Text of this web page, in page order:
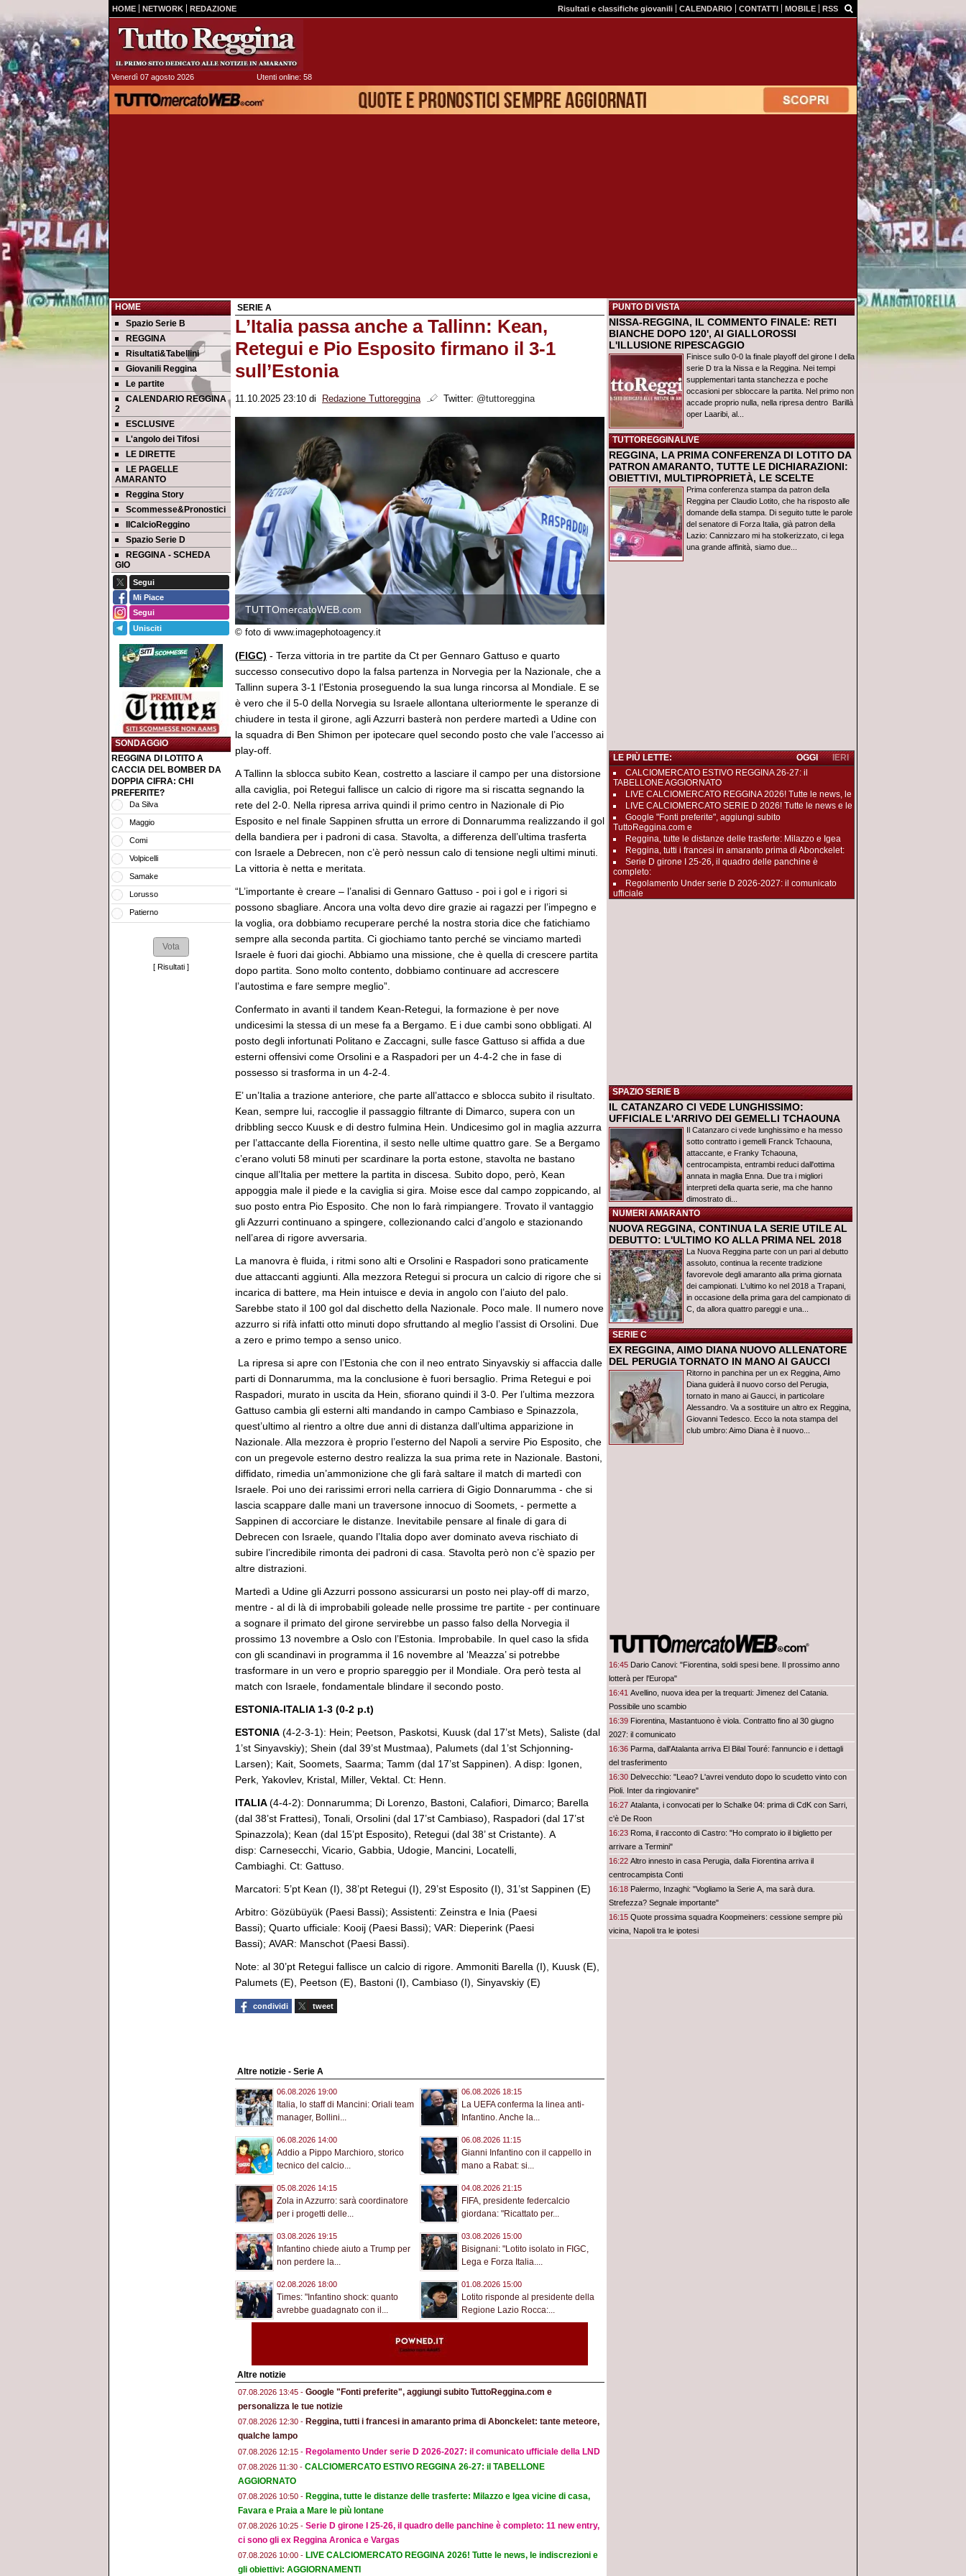
HOME NETWORK REDAZIONE Risultati e classifiche giovanili CALENDARIO CONTATTI MOBILE RSS
Venerdì 07 agosto 2026 Utenti online: 58
HOME
Spazio Serie B
REGGINA
Risultati&Tabellini
Giovanili Reggina
Le partite
CALENDARIO REGGINA
2
ESCLUSIVE
L'angolo dei Tifosi
LE DIRETTE
LE PAGELLE
AMARANTO
Reggina Story
Scommesse&Pronostici
IlCalcioReggino
Spazio Serie D
REGGINA - SCHEDA
GIO
Segui
Mi Piace
Segui
Unisciti
SONDAGGIO
REGGINA DI LOTITO A
CACCIA DEL BOMBER DA
DOPPIA CIFRA: CHI
PREFERITE?
Da Silva
Maggio
Comi
Volpicelli
Samake
Lorusso
Patierno
[ Risultati ]
SERIE A
L’Italia passa anche a Tallinn: Kean,
Retegui e Pio Esposito firmano il 3-1
sull’Estonia
11.10.2025 23:10 di Redazione Tuttoreggina Twitter: @tuttoreggina
TUTTOmercatoWEB.com
© foto di www.imagephotoagency.it
(FIGC) - Terza vittoria in tre partite da Ct per Gennaro Gattuso e quarto
successo consecutivo dopo la falsa partenza in Norvegia per la Nazionale, che a
Tallinn supera 3-1 l’Estonia proseguendo la sua lunga rincorsa al Mondiale. E se
è vero che il 5-0 della Norvegia su Israele allontana ulteriormente le speranze di
chiudere in testa il girone, agli Azzurri basterà non perdere martedì a Udine con
la squadra di Ben Shimon per ipotecare quel secondo posto che vale l’accesso ai
play-off.
A Tallinn la sblocca subito Kean, costretto a lasciare il campo per una distorsione
alla caviglia, poi Retegui fallisce un calcio di rigore ma si riscatta segnando la
rete del 2-0. Nella ripresa arriva quindi il primo centro in Nazionale di Pio
Esposito e nel finale Sappinen sfrutta un errore di Donnarumma realizzando il gol
della bandiera per i padroni di casa. Stavolta, a differenza dell’ultima trasferta
con Israele a Debrecen, non c’è però nessun calo di tensione negli ultimi minuti.
La vittoria è netta e meritata.
“L’importante è creare – l’analisi di Gennaro Gattuso - poi i gol e i rigori si
possono sbagliare. Ancora una volta devo dire grazie ai ragazzi per l’impegno e
la voglia, ora dobbiamo recuperare perché la nostra storia dice che fatichiamo
sempre alla seconda partita. Ci giochiamo tanto perché se vinciamo martedì
Israele è fuori dai giochi. Abbiamo una missione, che è quella di crescere partita
dopo partita. Sono molto contento, dobbiamo continuare ad accrescere
l’autostima e fare sempre meglio”.
Confermato in avanti il tandem Kean-Retegui, la formazione è per nove
undicesimi la stessa di un mese fa a Bergamo. E i due cambi sono obbligati. Al
posto degli infortunati Politano e Zaccagni, sulle fasce Gattuso si affida a due
esterni offensivi come Orsolini e a Raspadori per un 4-4-2 che in fase di
possesso si trasforma in un 4-2-4.
E’ un’Italia a trazione anteriore, che parte all’attacco e sblocca subito il risultato.
Kean, sempre lui, raccoglie il passaggio filtrante di Dimarco, supera con un
dribbling secco Kuusk e di destro fulmina Hein. Undicesimo gol in maglia azzurra
per l’attaccante della Fiorentina, il sesto nelle ultime quattro gare. Se a Bergamo
c’erano voluti 58 minuti per scardinare la porta estone, stavolta ne bastano
cinque all’Italia per mettere la partita in discesa. Subito dopo, però, Kean
appoggia male il piede e la caviglia si gira. Moise esce dal campo zoppicando, al
suo posto entra Pio Esposito. Che non lo farà rimpiangere. Trovato il vantaggio
gli Azzurri continuano a spingere, collezionando calci d’angolo e stazionando
nell’area di rigore avversaria.
La manovra è fluida, i ritmi sono alti e Orsolini e Raspadori sono praticamente
due attaccanti aggiunti. Alla mezzora Retegui si procura un calcio di rigore che si
incarica di battere, ma Hein intuisce e devia in angolo con l’aiuto del palo.
Sarebbe stato il 100 gol dal dischetto della Nazionale. Poco male. Il numero nove
azzurro si rifà infatti otto minuti dopo sfruttando al meglio l’assist di Orsolini. Due
a zero e primo tempo a senso unico.
La ripresa si apre con l’Estonia che con il neo entrato Sinyavskiy si affaccia dalle
parti di Donnarumma, ma la conclusione è fuori bersaglio. Prima Retegui e poi
Raspadori, murato in uscita da Hein, sfiorano quindi il 3-0. Per l’ultima mezzora
Gattuso cambia gli esterni alti mandando in campo Cambiaso e Spinazzola,
quest’ultimo al rientro a oltre due anni di distanza dall’ultima apparizione in
Nazionale. Alla mezzora è proprio l’esterno del Napoli a servire Pio Esposito, che
con un pregevole esterno destro realizza la sua prima rete in Nazionale. Bastoni,
diffidato, rimedia un’ammonizione che gli farà saltare il match di martedì con
Israele. Poi uno dei rarissimi errori nella carriera di Gigio Donnarumma - che si
lascia scappare dalle mani un traversone innocuo di Soomets, - permette a
Sappinen di accorciare le distanze. Inevitabile pensare al finale di gara di
Debrecen con Israele, quando l’Italia dopo aver dominato aveva rischiato di
subire l’incredibile rimonta dei padroni di casa. Stavolta però non c’è spazio per
altre distrazioni.
Martedì a Udine gli Azzurri possono assicurarsi un posto nei play-off di marzo,
mentre - al di là di improbabili goleade nelle prossime tre partite - per continuare
a sognare il primato del girone servirebbe un passo falso della Norvegia il
prossimo 13 novembre a Oslo con l’Estonia. Improbabile. In quel caso la sfida
con gli scandinavi in programma il 16 novembre al ‘Meazza’ si potrebbe
trasformare in un vero e proprio spareggio per il Mondiale. Ora però testa al
match con Israele, fondamentale blindare il secondo posto.
ESTONIA-ITALIA 1-3 (0-2 p.t)
ESTONIA (4-2-3-1): Hein; Peetson, Paskotsi, Kuusk (dal 17’st Mets), Saliste (dal
1’st Sinyavskiy); Shein (dal 39’st Mustmaa), Palumets (dal 1’st Schjonning-
Larsen); Kait, Soomets, Saarma; Tamm (dal 17’st Sappinen). A disp: Igonen,
Perk, Yakovlev, Kristal, Miller, Vektal. Ct: Henn.
ITALIA(4-4-2): Donnarumma; Di Lorenzo, Bastoni, Calafiori, Dimarco; Barella
(dal 38’st Frattesi), Tonali, Orsolini (dal 17’st Cambiaso), Raspadori (dal 17’st
Spinazzola); Kean (dal 15’pt Esposito), Retegui (dal 38’ st Cristante). A
disp: Carnesecchi, Vicario, Gabbia, Udogie, Mancini, Locatelli,
Cambiaghi. Ct: Gattuso.
Marcatori: 5’pt Kean (I), 38’pt Retegui (I), 29’st Esposito (I), 31’st Sappinen (E)
Arbitro: Gözübüyük (Paesi Bassi); Assistenti: Zeinstra e Inia (Paesi
Bassi); Quarto ufficiale: Kooij (Paesi Bassi); VAR: Dieperink (Paesi
Bassi); AVAR: Manschot (Paesi Bassi).
Note: al 30’pt Retegui fallisce un calcio di rigore. Ammoniti Barella (I), Kuusk (E),
Palumets (E), Peetson (E), Bastoni (I), Cambiaso (I), Sinyavskiy (E)
condividi tweet
Altre notizie - Serie A
06.08.2026 19:00
Italia, lo staff di Mancini: Oriali team
manager, Bollini...
06.08.2026 18:15
La UEFA conferma la linea anti-
Infantino. Anche la...
06.08.2026 14:00
Addio a Pippo Marchioro, storico
tecnico del calcio...
06.08.2026 11:15
Gianni Infantino con il cappello in
mano a Rabat: si...
05.08.2026 14:15
Zola in Azzurro: sarà coordinatore
per i progetti delle...
04.08.2026 21:15
FIFA, presidente federcalcio
giordana: "Ricattato per...
03.08.2026 19:15
Infantino chiede aiuto a Trump per
non perdere la...
03.08.2026 15:00
Bisignani: "Lotito isolato in FIGC,
Lega e Forza Italia....
02.08.2026 18:00
Times: "Infantino shock: quanto
avrebbe guadagnato con il...
01.08.2026 15:00
Lotito risponde al presidente della
Regione Lazio Rocca:...
Altre notizie
07.08.2026 13:45 - Google "Fonti preferite", aggiungi subito TuttoReggina.com e
personalizza le tue notizie
07.08.2026 12:30 - Reggina, tutti i francesi in amaranto prima di Abonckelet: tante meteore,
qualche lampo
07.08.2026 12:15 - Regolamento Under serie D 2026-2027: il comunicato ufficiale della LND
07.08.2026 11:30 - CALCIOMERCATO ESTIVO REGGINA 26-27: il TABELLONE
AGGIORNATO
07.08.2026 10:50 - Reggina, tutte le distanze delle trasferte: Milazzo e Igea vicine di casa,
Favara e Praia a Mare le più lontane
07.08.2026 10:25 - Serie D girone I 25-26, il quadro delle panchine è completo: 11 new entry,
ci sono gli ex Reggina Aronica e Vargas
07.08.2026 10:00 - LIVE CALCIOMERCATO REGGINA 2026! Tutte le news, le indiscrezioni e
gli obiettivi: AGGIORNAMENTI
PUNTO DI VISTA
NISSA-REGGINA, IL COMMENTO FINALE: RETI
BIANCHE DOPO 120', AI GIALLOROSSI
L'ILLUSIONE RIPESCAGGIO
Finisce sullo 0-0 la finale playoff del girone I della
serie D tra la Nissa e la Reggina. Nei tempi
supplementari tanta stanchezza e poche
occasioni per sbloccare la partita. Nel primo non
accade proprio nulla, nella ripresa dentro Barillà
oper Laaribi, al...
TUTTOREGGINALIVE
REGGINA, LA PRIMA CONFERENZA DI LOTITO DA
PATRON AMARANTO, TUTTE LE DICHIARAZIONI:
OBIETTIVI, MULTIPROPRIETÀ, LE SCELTE
Prima conferenza stampa da patron della
Reggina per Claudio Lotito, che ha risposto alle
domande della stampa. Di seguito tutte le parole
del senatore di Forza Italia, già patron della
Lazio: Cannizzaro mi ha stolkerizzato, ci lega
una grande affinità, siamo due...
LE PIÙ LETTE: IERI
OGGI
CALCIOMERCATO ESTIVO REGGINA 26-27: il
TABELLONE AGGIORNATO
LIVE CALCIOMERCATO REGGINA 2026! Tutte le news, le
LIVE CALCIOMERCATO SERIE D 2026! Tutte le news e le
Google "Fonti preferite", aggiungi subito
TuttoReggina.com e
Reggina, tutte le distanze delle trasferte: Milazzo e Igea
Reggina, tutti i francesi in amaranto prima di Abonckelet:
Serie D girone I 25-26, il quadro delle panchine è
completo:
Regolamento Under serie D 2026-2027: il comunicato
ufficiale
SPAZIO SERIE B
IL CATANZARO CI VEDE LUNGHISSIMO:
UFFICIALE L'ARRIVO DEI GEMELLI TCHAOUNA
Il Catanzaro ci vede lunghissimo e ha messo
sotto contratto i gemelli Franck Tchaouna,
attaccante, e Franky Tchaouna,
centrocampista, entrambi reduci dall'ottima
annata in maglia Enna. Due tra i migliori
interpreti della quarta serie, ma che hanno
dimostrato di...
NUMERI AMARANTO
NUOVA REGGINA, CONTINUA LA SERIE UTILE AL
DEBUTTO: L'ULTIMO KO ALLA PRIMA NEL 2018
La Nuova Reggina parte con un pari al debutto
assoluto, continua la recente tradizione
favorevole degli amaranto alla prima giornata
dei campionati. L'ultimo ko nel 2018 a Trapani,
in occasione della prima gara del campionato di
C, da allora quattro pareggi e una...
SERIE C
EX REGGINA, AIMO DIANA NUOVO ALLENATORE
DEL PERUGIA TORNATO IN MANO AI GAUCCI
Ritorno in panchina per un ex Reggina, Aimo
Diana guiderà il nuovo corso del Perugia,
tornato in mano ai Gaucci, in particolare
Alessandro. Va a sostituire un altro ex Reggina,
Giovanni Tedesco. Ecco la nota stampa del
club umbro: Aimo Diana è il nuovo...
16:45 Dario Canovi: "Fiorentina, soldi spesi bene. Il prossimo anno
lotterà per l'Europa"
16:41 Avellino, nuova idea per la trequarti: Jimenez del Catania.
Possibile uno scambio
16:39 Fiorentina, Mastantuono è viola. Contratto fino al 30 giugno
2027: il comunicato
16:36 Parma, dall'Atalanta arriva El Bilal Touré: l'annuncio e i dettagli
del trasferimento
16:30 Delvecchio: "Leao? L'avrei venduto dopo lo scudetto vinto con
Pioli. Inter da ringiovanire"
16:27 Atalanta, i convocati per lo Schalke 04: prima di CdK con Sarri,
c'è De Roon
16:23 Roma, il racconto di Castro: "Ho comprato io il biglietto per
arrivare a Termini"
16:22 Altro innesto in casa Perugia, dalla Fiorentina arriva il
centrocampista Conti
16:18 Palermo, Inzaghi: "Vogliamo la Serie A, ma sarà dura.
Strefezza? Segnale importante"
16:15 Quote prossima squadra Koopmeiners: cessione sempre più
vicina, Napoli tra le ipotesi